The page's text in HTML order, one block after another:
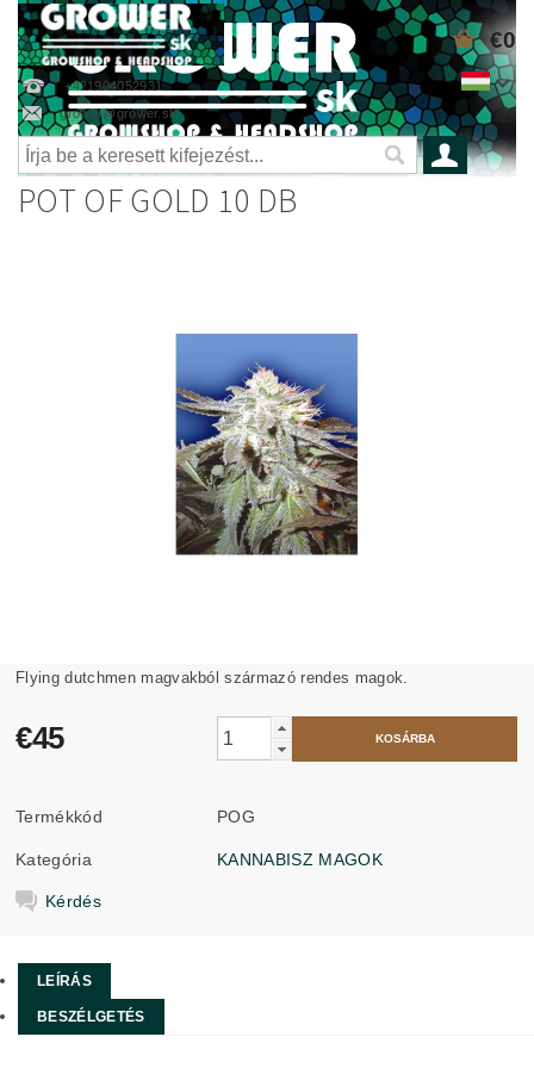
+421904052931
grower@grower.sk
€0
POT OF GOLD 10 DB
Flying dutchmen magvakból származó rendes magok.
€45
Termékkód POG
Kategória KANNABISZ MAGOK
Kérdés
LEÍRÁS
BESZÉLGETÉS